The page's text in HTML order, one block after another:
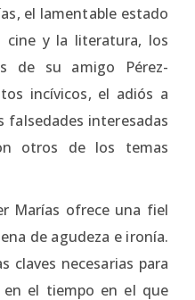
el lamentable estado
cine y la literatura, los
de su amigo Pérez-
incívicos, el adiós a
falsedades interesadas
otros de los temas
Marías ofrece una fiel
de agudeza e ironía.
claves necesarias para
en el tiempo en el que